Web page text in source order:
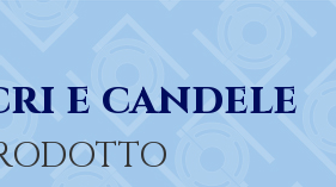
e candele